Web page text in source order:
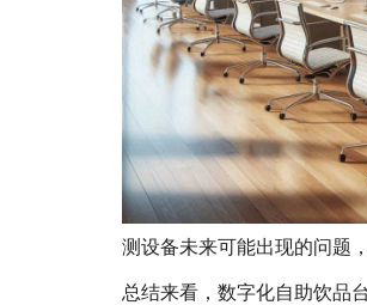
测设备未来可能出现的问题
总结来看，数字化自助饮品